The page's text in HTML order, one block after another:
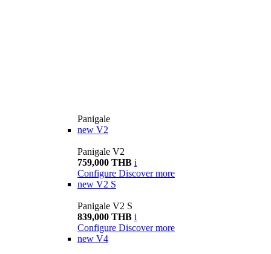
Panigale
new V2
Panigale V2
759,000 THB i
Configure Discover more
new V2 S
Panigale V2 S
839,000 THB i
Configure Discover more
new V4